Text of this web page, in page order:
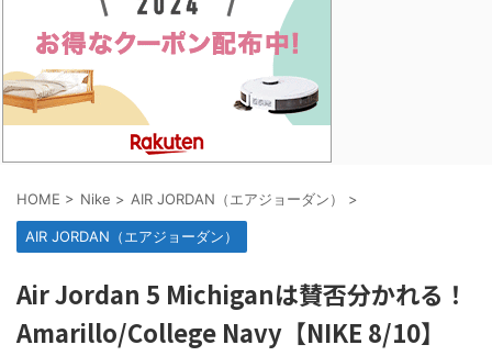
HOME > Nike > AIR JORDAN（エアジョーダン） >
AIR JORDAN（エアジョーダン）
Air Jordan 5 Michiganは賛否分かれる！
Amarillo/College Navy【NIKE 8/10】